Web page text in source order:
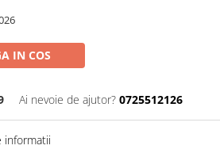
IN COS
Ai nevoie de ajutor? 0725512126
informatii